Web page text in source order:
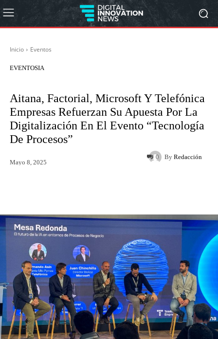
Inicio Eventos
EVENTOSIA
Aitana, Factorial, Microsoft Y Telefónica
Empresas Refuerzan Su Apuesta Por La
Digitalización En El Evento “Tecnología
De Procesos”
By Redacción
Mayo 8, 2025
0